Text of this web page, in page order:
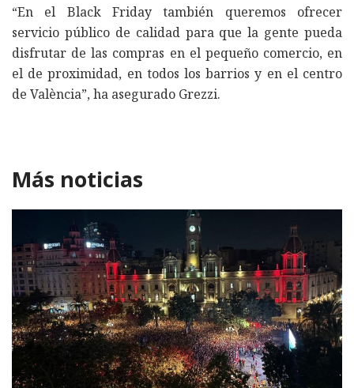
“En el Black Friday también queremos ofrecer
servicio público de calidad para que la gente pueda
disfrutar de las compras en el pequeño comercio, en
el de proximidad, en todos los barrios y en el centro
de València”, ha asegurado Grezzi.
Más noticias